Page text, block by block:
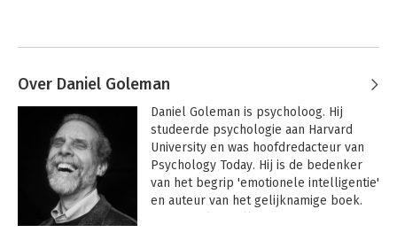
Over Daniel Goleman
Daniel Goleman is psycholoog. Hij
studeerde psychologie aan Harvard
University en was hoofdredacteur van
Psychology Today. Hij is de bedenker
van het begrip 'emotionele intelligentie'
en auteur van het gelijknamige boek.